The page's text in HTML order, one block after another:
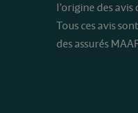
l’origine des avis
Tous ces avis
des assurés